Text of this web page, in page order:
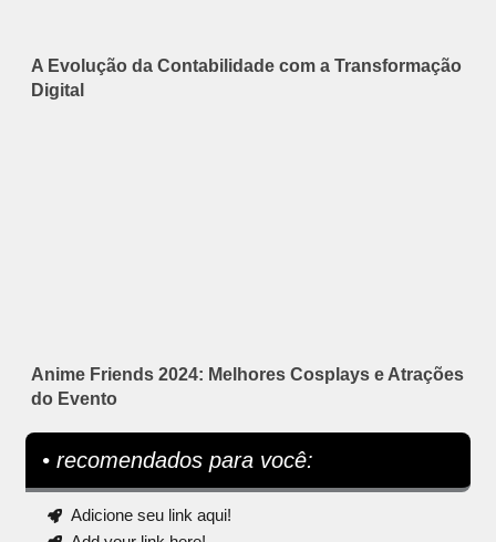
A Evolução da Contabilidade com a Transformação
Digital
Anime Friends 2024: Melhores Cosplays e Atrações
do Evento
• recomendados para você:
Adicione seu link aqui!